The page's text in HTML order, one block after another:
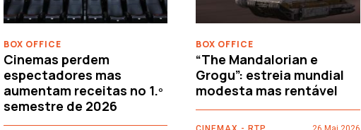
BOX OFFICE
Cinemas perdem
espectadores mas
aumentam receitas no 1.º
semestre de 2026
BOX OFFICE
“The Mandalorian e
Grogu”: estreia mundial
modesta mas rentável